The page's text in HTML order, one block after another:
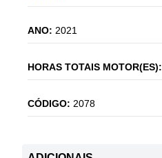
ANO: 2021
HORAS TOTAIS MOTOR(ES):
CÓDIGO: 2078